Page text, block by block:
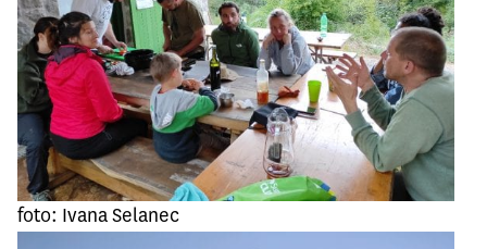
foto: Ivana Selanec